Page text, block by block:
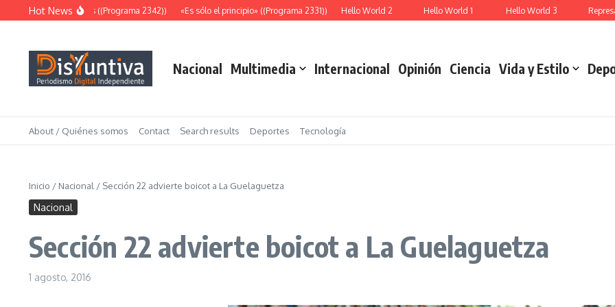
Saltar al contenido
Hot News
Abundantes pruebas ((Programa 2342)) «Es sólo el principio» ((Programa 2331)) Hello World 2 Hello World 1 Hello World 3
Nacional Multimedia Internacional Opinión Ciencia Vida y Estilo
About / Quiénes somos Contact Search results Deportes Tecnología
Inicio / Nacional / Sección 22 advierte boicot a La Guelaguetza
Nacional
Sección 22 advierte boicot a La Guelaguetza
1 agosto, 2016